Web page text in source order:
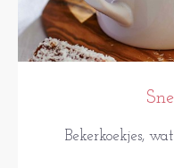
Bekerkoekjes,